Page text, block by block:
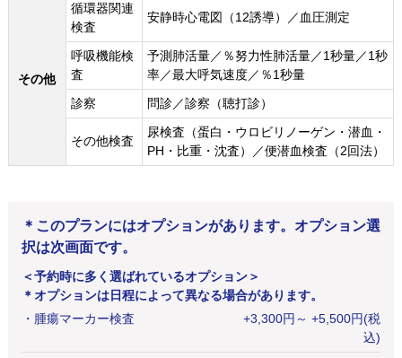
その他
循環器関連
検査
安静時心電図（12誘導）／血圧測定
呼吸機能検
査
予測肺活量／％努力性肺活量／1秒量／1秒
率／最大呼気速度／％1秒量
診察
問診／診察（聴打診）
その他検査
尿検査（蛋白・ウロビリノーゲン・潜血・
PH・比重・沈査）／便潜血検査（2回法）
＊このプランにはオプションがあります。オプション選
択は次画面です。
＜予約時に多く選ばれているオプション＞
＊オプションは日程によって異なる場合があります。
・ 腫瘍マーカー検査 +3,300円 ～ +5,500円(税
込)